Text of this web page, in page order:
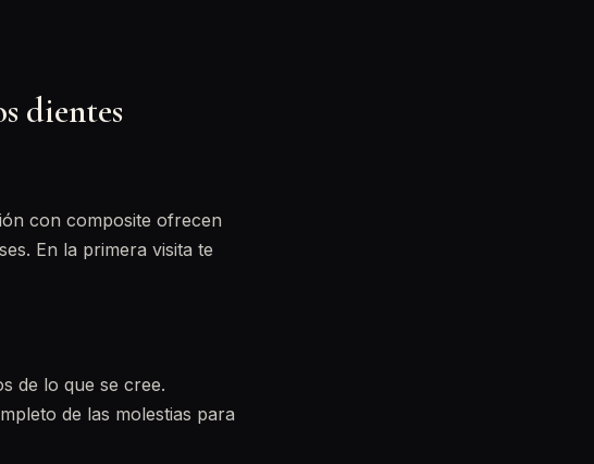
dientes
con composite ofrecen
En la primera visita te
de lo que se cree.
de las molestias para